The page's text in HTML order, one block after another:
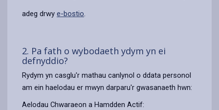
adeg drwy e-bostio.
2. Pa fath o wybodaeth ydym yn ei
defnyddio?
Rydym yn casglu'r mathau canlynol o ddata personol
am ein haelodau er mwyn darparu'r gwasanaeth hwn:
Aelodau Chwaraeon a Hamdden Actif: